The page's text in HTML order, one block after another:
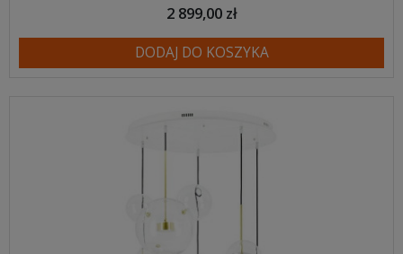
2 899,00 zł
DODAJ DO KOSZYKA